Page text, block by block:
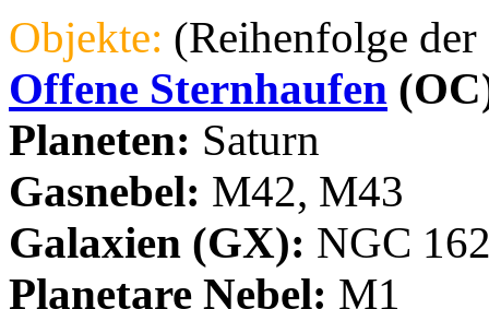
Objekte: (Reihenfolge
Offene Sternhaufen
Planeten: Saturn
Gasnebel: M42, M43
Galaxien (GX): NGC
Planetare Nebel: M1